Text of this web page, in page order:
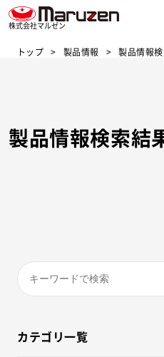
株式会社マルゼン
トップ 製品情報 製品情報
製品情報検索
カテゴリ一覧